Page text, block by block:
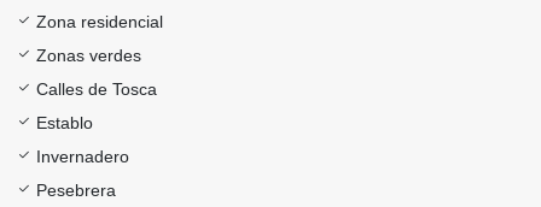
Zona residencial
Zonas verdes
Calles de Tosca
Establo
Invernadero
Pesebrera